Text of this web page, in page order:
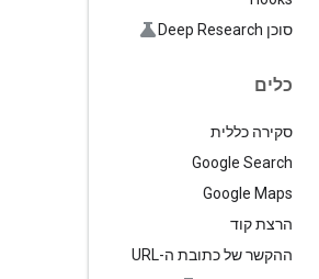
סוכן Deep Research
כלים
סקירה כללית
Google Search
Google Maps
הרצת קוד
ההקשר של כתובת ה-URL"total_input_tokens" :11 ,